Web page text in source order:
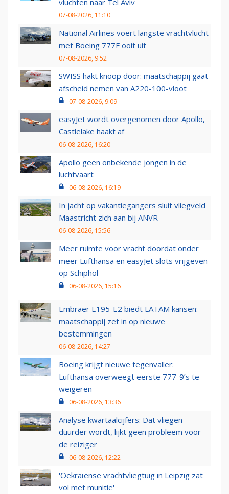
07-08-2026, 11:10
National Airlines voert langste vrachtvlucht
met Boeing 777F ooit uit
07-08-2026, 9:52
SWISS hakt knoop door: maatschappij gaat
afscheid nemen van A220-100-vloot
07-08-2026, 9:09
easyJet wordt overgenomen door Apollo,
Castlelake haakt af
06-08-2026, 16:20
Apollo geen onbekende jongen in de
luchtvaart
06-08-2026, 16:19
In jacht op vakantiegangers sluit vliegveld
Maastricht zich aan bij ANVR
06-08-2026, 15:56
Meer ruimte voor vracht doordat onder
meer Lufthansa en easyJet slots vrijgeven
op Schiphol
06-08-2026, 15:16
Embraer E195-E2 biedt LATAM kansen:
maatschappij zet in op nieuwe
bestemmingen
06-08-2026, 14:27
Boeing krijgt nieuwe tegenvaller:
Lufthansa overweegt eerste 777-9’s te
weigeren
06-08-2026, 13:36
Analyse kwartaalcijfers: Dat vliegen
duurder wordt, lijkt geen probleem voor
de reiziger
06-08-2026, 12:22
'Oekraïense vrachtvliegtuig in Leipzig zat
vol met munitie'